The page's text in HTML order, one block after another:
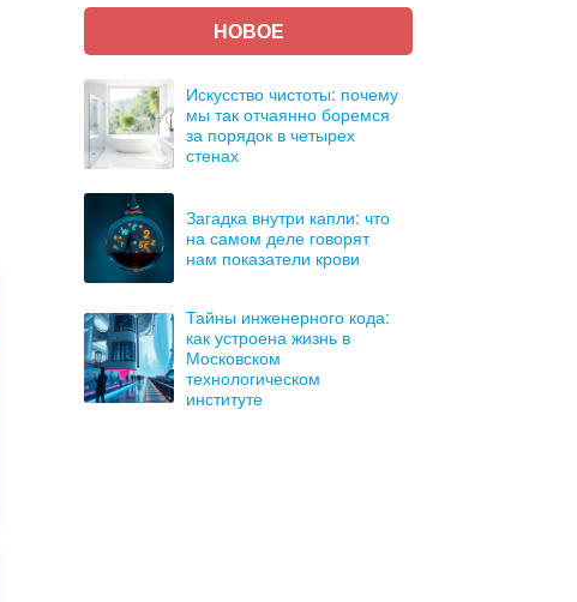
НОВОЕ
Искусство чистоты: почему
мы так отчаянно боремся
за порядок в четырех
стенах
Загадка внутри капли: что
на самом деле говорят
нам показатели крови
Тайны инженерного кода:
как устроена жизнь в
Московском
технологическом
институте